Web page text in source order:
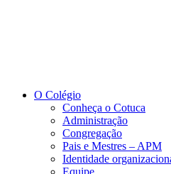
O Colégio
Conheça o Cotuca
Administração
Congregação
Pais e Mestres – APM
Identidade
Equipe